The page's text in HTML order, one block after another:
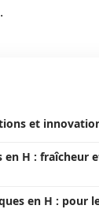
et
en H : fraîcheur
en H : pour